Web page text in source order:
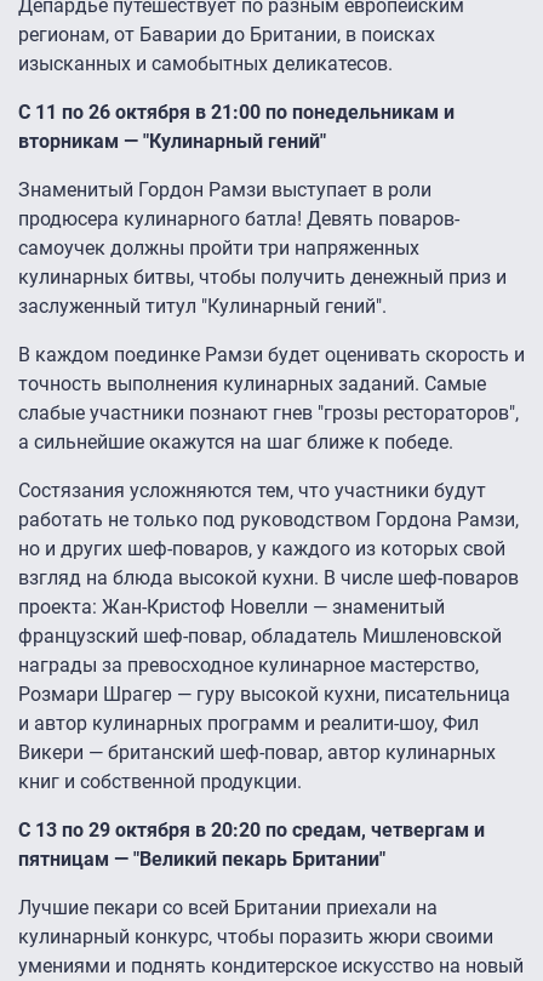
Депардье путешествует по разным европейским
регионам, от Баварии до Британии, в поисках
изысканных и самобытных деликатесов.
С 11 по 26 октября в 21:00 по понедельникам и
вторникам — "Кулинарный гений"
Знаменитый Гордон Рамзи выступает в роли
продюсера кулинарного батла! Девять поваров-
самоучек должны пройти три напряженных
кулинарных битвы, чтобы получить денежный приз и
заслуженный титул "Кулинарный гений".
В каждом поединке Рамзи будет оценивать скорость и
точность выполнения кулинарных заданий. Самые
слабые участники познают гнев "грозы рестораторов",
а сильнейшие окажутся на шаг ближе к победе.
Состязания усложняются тем, что участники будут
работать не только под руководством Гордона Рамзи,
но и других шеф-поваров, у каждого из которых свой
взгляд на блюда высокой кухни. В числе шеф-поваров
проекта: Жан-Кристоф Новелли — знаменитый
французский шеф-повар, обладатель Мишленовской
награды за превосходное кулинарное мастерство,
Розмари Шрагер — гуру высокой кухни, писательница
и автор кулинарных программ и реалити-шоу, Фил
Викери — британский шеф-повар, автор кулинарных
книг и собственной продукции.
С 13 по 29 октября в 20:20 по средам, четвергам и
пятницам — "Великий пекарь Британии"
Лучшие пекари со всей Британии приехали на
кулинарный конкурс, чтобы поразить жюри своими
умениями и поднять кондитерское искусство на новый